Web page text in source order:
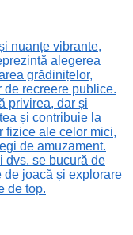
nuanțe vibrante,
alegerea
grădinițelor,
recreere publice.
privirea, dar și
și contribuie la
fizice ale celor mici,
de amuzament.
dvs. se bucură de
de joacă și explorare
de top.